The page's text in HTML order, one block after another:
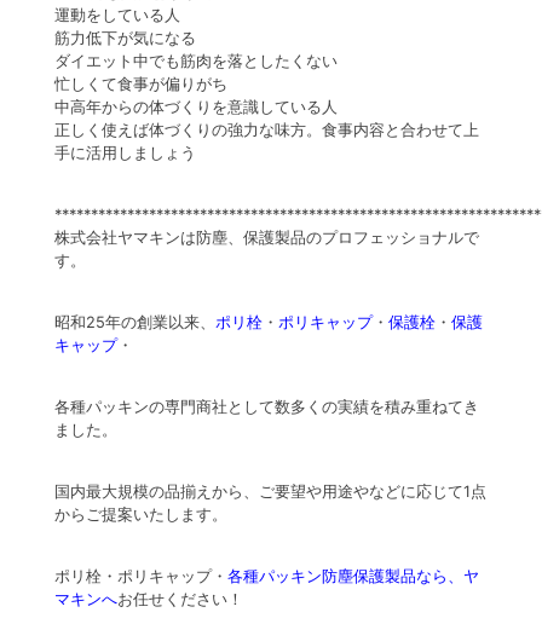
運動をしている人
筋力低下が気になる
ダイエット中でも筋肉を落としたくない
忙しくて食事が偏りがち
中高年からの体づくりを意識している人
正しく使えば体づくりの強力な味方。食事内容と合わせて上
手に活用しましょう
株式会社ヤマキンは防塵、保護製品のプロフェッショナルで
す。
昭和25年の創業以来、 ポリ栓・ ポリキャップ・ 保護栓・ 保護
キャップ・
各種パッキンの専門商社として数多くの実績を積み重ねてき
ました。
国内最大規模の品揃えから、ご要望や用途やなどに応じて1点
からご提案いたします。
ポリ栓・ポリキャップ・ 各種パッキン防塵保護製品なら、ヤ
マキンへお任せください！